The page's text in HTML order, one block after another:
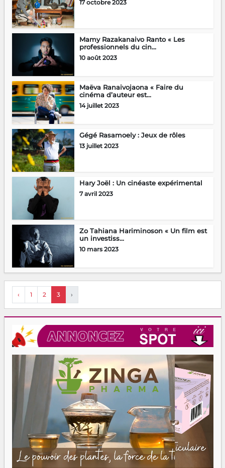
17 octobre 2023
Mamy Razakanaivo Ranto « Les
professionnels du cin...
10 août 2023
Maëva Ranaivojaona « Faire du
cinéma d’auteur est...
14 juillet 2023
Gégé Rasamoely : Jeux de rôles
13 juillet 2023
Hary Joël : Un cinéaste expérimental
7 avril 2023
Zo Tahiana Hariminoson « Un film est
un investiss...
10 mars 2023
‹ 1 2 3 ›